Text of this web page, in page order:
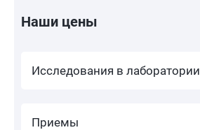
Наши цены
Исследования в лаборатории
Приемы